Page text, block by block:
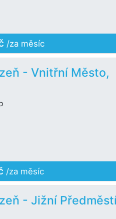
/za měsíc
- Vnitřní Město,
/za měsíc
- Jižní